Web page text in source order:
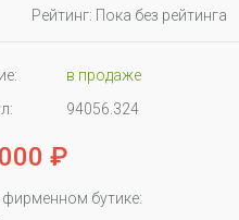
Рейтинг: Пока без рейтинга
в продаже
94056.324
₽
фирменном бутике: